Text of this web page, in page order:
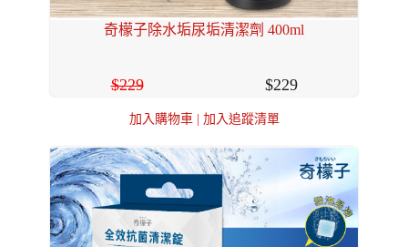
奇檬子除水垢尿垢清潔劑 400ml
229 229
加入購物車 | 加入追蹤清單